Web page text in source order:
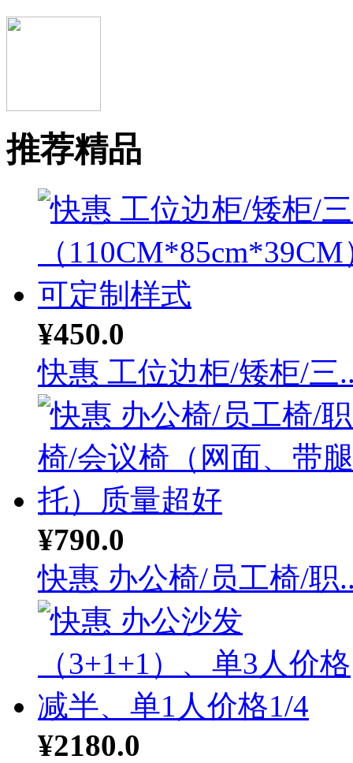
推荐精品
¥450.0
快惠 工位边柜/矮柜/三
¥790.0
快惠 办公椅/员工椅/职
¥2180.0